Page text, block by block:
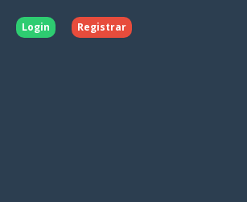
Login Registrar